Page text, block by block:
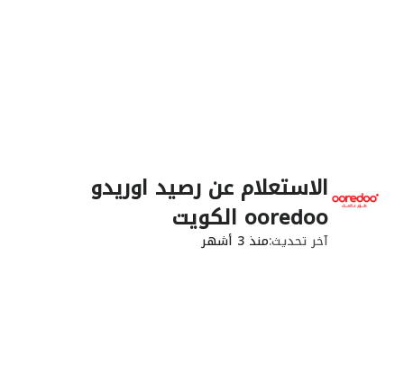
الاستعلام عن رصيد اوريدو
ooredoo الكويت
آخر تحديثمنذ 3 أشهر